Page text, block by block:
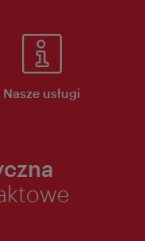
Nasze usługi